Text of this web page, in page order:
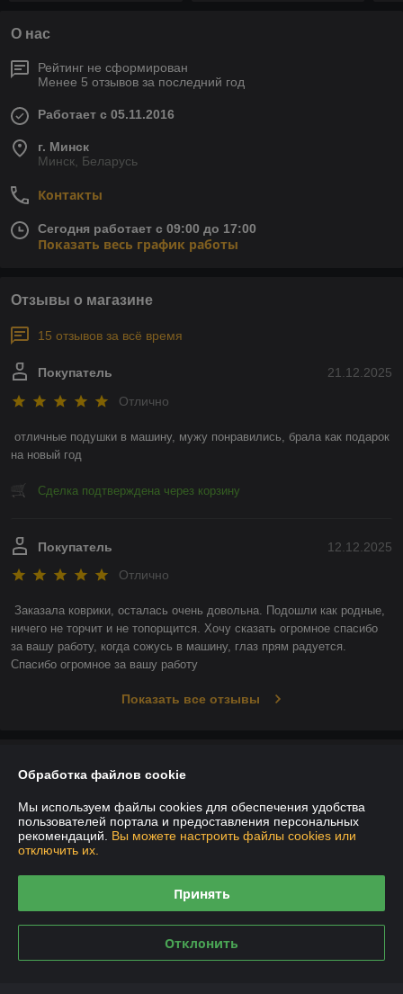
О нас
Рейтинг не сформирован
Менее 5 отзывов за последний год
Работает с 05.11.2016
г. Минск
Минск, Беларусь
Контакты
Сегодня работает с 09:00 до 17:00
Показать весь график работы
Отзывы о магазине
15 отзывов за всё время
21.12.2025
Покупатель
Отлично
отличные подушки в машину, мужу понравились, брала как подарок
на новый год
Сделка подтверждена через корзину
12.12.2025
Покупатель
Отлично
Заказала коврики, осталась очень довольна. Подошли как родные,
ничего не торчит и не топорщится. Хочу сказать огромное спасибо
за вашу работу, когда сожусь в машину, глаз прям радуется.
Спасибо огромное за вашу работу
Показать все отзывы
Контакты
Доставка и оплата
Полная версия сайта
Обработка файлов cookie
Мы используем файлы cookies для обеспечения удобства
пользователей портала и предоставления персональных
рекомендаций. Вы можете настроить файлы cookies или
отключить их.
Принять
Отклонить